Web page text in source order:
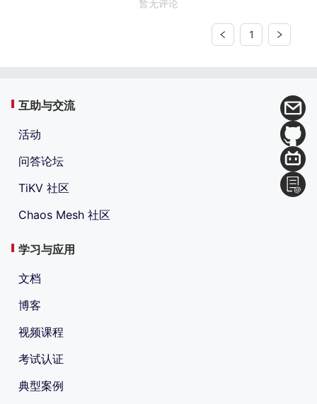
暂无评论
1
互助与交流
活动
问答论坛
TiKV 社区
Chaos Mesh 社区
学习与应用
文档
博客
视频课程
考试认证
典型案例